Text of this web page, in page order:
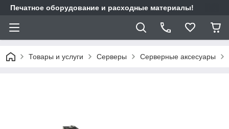
Печатное оборудование и расходные материалы!
Товары и услуги Cерверы Серверные аксесуары